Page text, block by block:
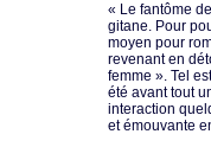
« Le fantôme
gitane. Pour
moyen pour
revenant en
femme ». Tel
été avant tout
interaction
et émouvante